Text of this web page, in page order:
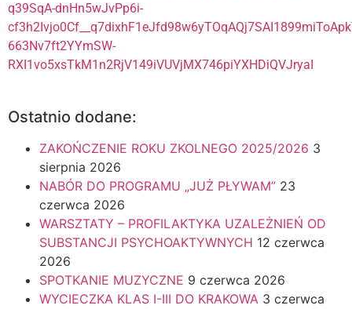
q39SqA-dnHn5wJvPp6i-
663Nv7ft2YYmSW-
RXI1vo5xsTkM1n2RjV149iVUVjMX746piYXHDiQVJryaI
Ostatnio dodane:
ZAKOŃCZENIE ROKU ZKOLNEGO 2025/2026 3
sierpnia 2026
NABÓR DO PROGRAMU „JUŻ PŁYWAM” 23
czerwca 2026
WARSZTATY – PROFILAKTYKA UZALEŻNIEŃ OD
SUBSTANCJI PSYCHOAKTYWNYCH 12 czerwca
2026
SPOTKANIE MUZYCZNE 9 czerwca 2026
WYCIECZKA KLAS I-III DO KRAKOWA 3 czerwca